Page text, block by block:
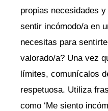
propias necesidades
sentir incómodo/a en
necesitas para
valorado/a? Una vez
límites, comunícalos
respetuosa. Utiliza
como ‘Me siento